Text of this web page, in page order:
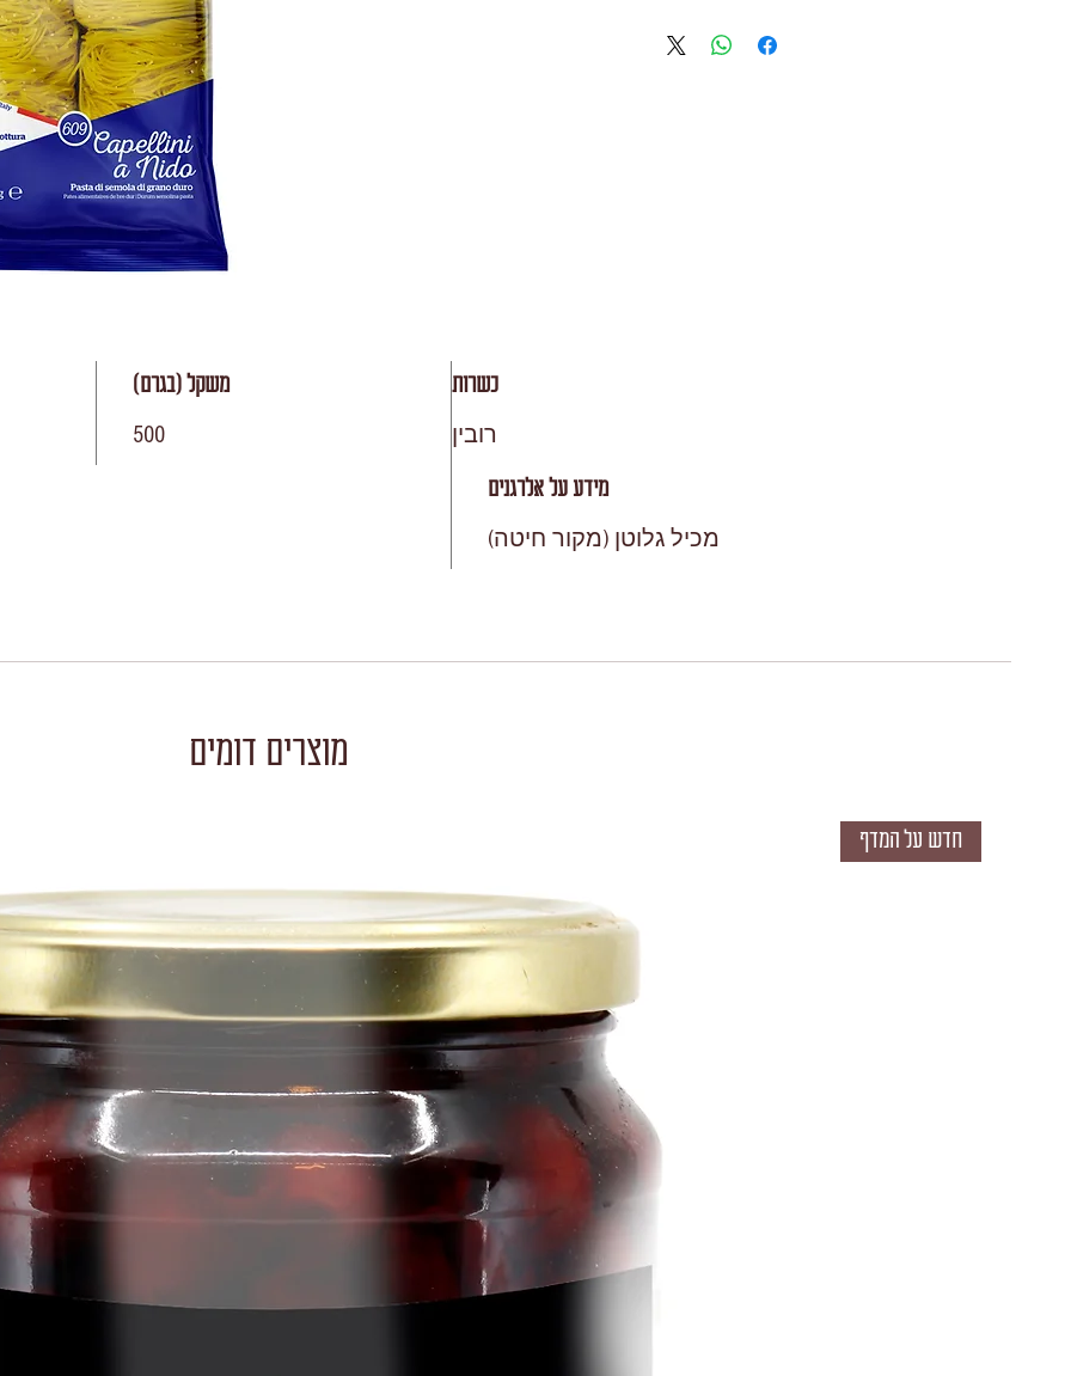
כשרות
רובין
משקל (בגרם)
500
מידע על אלרגנים
מכיל גלוטן (מקור חיטה)
מוצרים דומים
חדש על המדף